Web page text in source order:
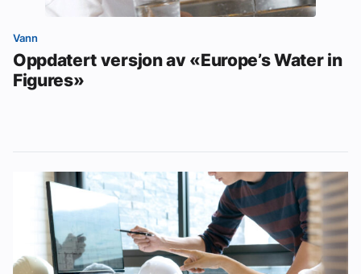
Vann
Oppdatert versjon av «Europe’s Water in
Figures»